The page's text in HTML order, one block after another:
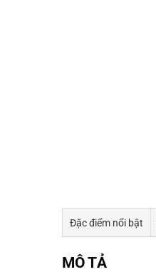
Đặc điểm nổi bật
MÔ TẢ